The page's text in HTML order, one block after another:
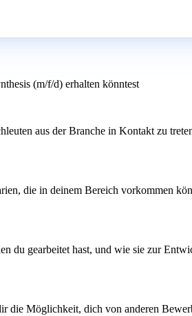
(m/f/d) erhalten könntest
aus der Branche in Kontakt zu
die in deinem Bereich vorkommen
du gearbeitet hast, und wie sie zur
Möglichkeit, dich von anderen